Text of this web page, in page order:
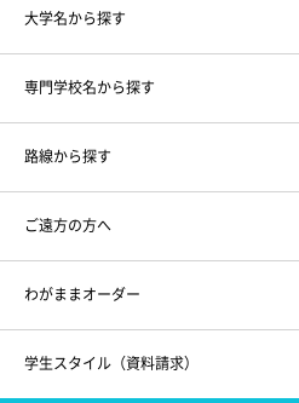
大学名から探す
専門学校名から探す
路線から探す
ご遠方の方へ
わがままオーダー
学生スタイル（資料請求）